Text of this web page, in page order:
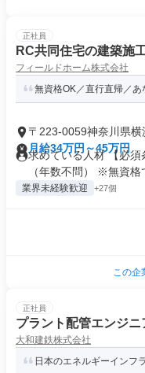
正社員
RC共同住宅の建築施
フィールドホーム株式会社
無資格OK／直行直帰／あ
〒223-0059神奈川県
月給34万円～45万円
求めている人材 【必
（年数不問） ※無資格
業界未経験歓迎 +27個
この企
正社員
プラント配管エンジ
大和建鉄株式会社
日本のエネルギーインフ